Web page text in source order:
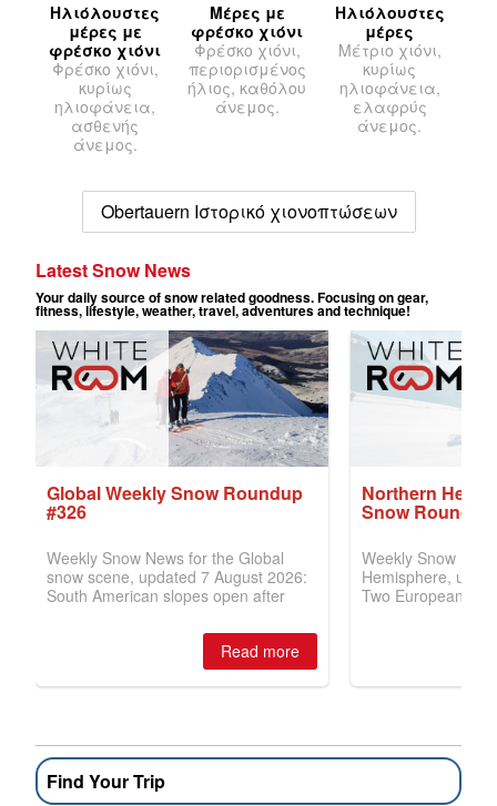
Ηλιόλουστες
μέρες με
φρέσκο χιόνι
Φρέσκο χιόνι,
κυρίως
ηλιοφάνεια,
ασθενής
άνεμος.
Μέρες με
φρέσκο χιόνι
Φρέσκο χιόνι,
περιορισμένος
ήλιος, καθόλου
άνεμος.
Ηλιόλουστες
μέρες
Μέτριο χιόνι,
κυρίως
ηλιοφάνεια,
ελαφρύς
άνεμος.
Obertauern Ιστορικό χιονοπτώσεων
Find Your Trip